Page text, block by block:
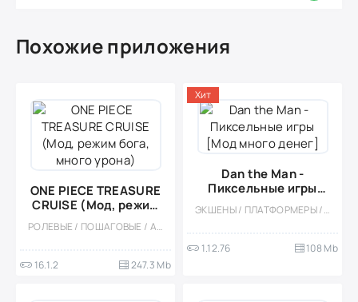
Похожие приложения
ONE PIECE TREASURE
CRUISE (Мод, режим
бога, много урона) РОЛЕВЫЕ / ПОШАГОВЫЕ / АНИМЕ / ОДНОПОЛЬЗОВАТЕЛЬСКИЕ / СТИЛИЗАЦИЯ / ВСТРОЕННЫЙ КЕШ / МОД
16.1.2 247.3 Mb
Dan the Man -
Пиксельные игры
[Мод много денег] ЭКШЕНЫ / ПЛАТФОРМЕРЫ / МОД / ПРИКЛЮЧЕНИЕ / ПИКСЕЛЬНАЯ / ВИД СБОКУ / КАЗУАЛЬНЫЕ / МНОГОПОЛЬЗОВАТЕЛЬСКАЯ / СТИЛИЗАЦИЯ / ОФЛАЙН / КООПЕРАТИВ / БОССЫ
1.12.76 108 Mb
Хит